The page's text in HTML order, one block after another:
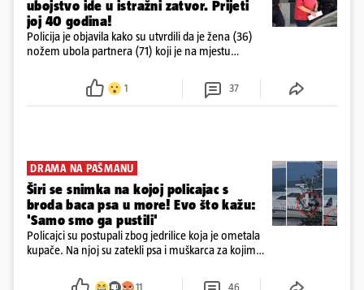
ubojstvo ide u istražni zatvor. Prijeti
joj 40 godina!
Policija je objavila kako su utvrdili da je žena (36)
nožem ubola partnera (71) koji je na mjestu
ispitali i poslali u istražni zatvor
1 37
DRAMA NA PAŠMANU
Širi se snimka na kojoj policajac s
broda baca psa u more! Evo što kažu:
'Samo smo ga pustili'
Policajci su postupali zbog jedrilice koja je ometala
kupače. Na njoj su zatekli psa i muškarca za kojim
ga uhitili, a psa je preuzeo komunalni redar
11 46